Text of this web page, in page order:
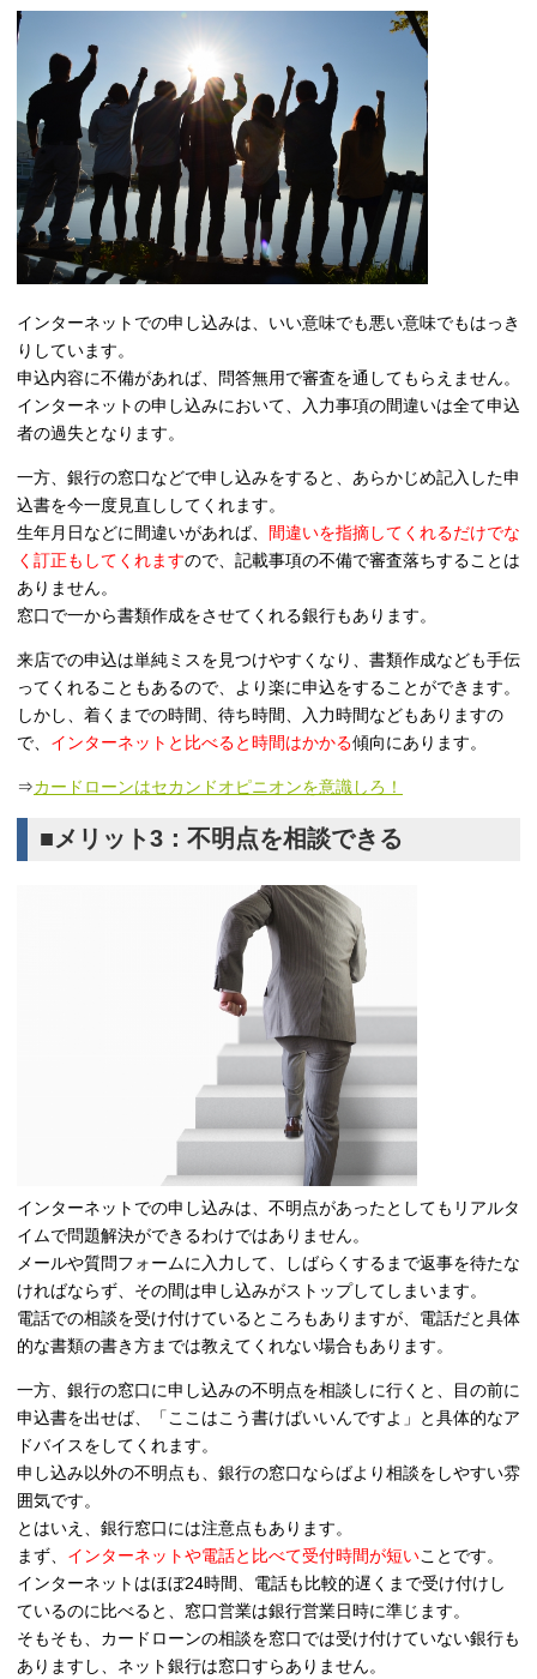
インターネットでの申し込みは、いい意味でも悪い意味でもはっき
りしています。
申込内容に不備があれば、問答無用で審査を通してもらえません。
インターネットの申し込みにおいて、入力事項の間違いは全て申込
者の過失となります。
一方、銀行の窓口などで申し込みをすると、あらかじめ記入した申
込書を今一度見直ししてくれます。
生年月日などに間違いがあれば、 間違いを指摘してくれるだけでな
く訂正もしてくれますので、記載事項の不備で審査落ちすることは
ありません。
窓口で一から書類作成をさせてくれる銀行もあります。
来店での申込は単純ミスを見つけやすくなり、書類作成なども手伝
ってくれることもあるので、より楽に申込をすることができます。
しかし、着くまでの時間、待ち時間、入力時間などもありますの
で、 インターネットと比べると時間はかかる傾向にあります。
⇒カードローンはセカンドオピニオンを意識しろ！
■メリット3：不明点を相談できる
インターネットでの申し込みは、不明点があったとしてもリアルタ
イムで問題解決ができるわけではありません。
メールや質問フォームに入力して、しばらくするまで返事を待たな
ければならず、その間は申し込みがストップしてしまいます。
電話での相談を受け付けているところもありますが、電話だと具体
的な書類の書き方までは教えてくれない場合もあります。
一方、銀行の窓口に申し込みの不明点を相談しに行くと、目の前に
申込書を出せば、「ここはこう書けばいいんですよ」と具体的なア
ドバイスをしてくれます。
申し込み以外の不明点も、銀行の窓口ならばより相談をしやすい雰
囲気です。
とはいえ、銀行窓口には注意点もあります。
まず、 インターネットや電話と比べて受付時間が短いことです。
インターネットはほぼ24時間、電話も比較的遅くまで受け付けし
ているのに比べると、窓口営業は銀行営業日時に準じます。
そもそも、カードローンの相談を窓口では受け付けていない銀行も
ありますし、ネット銀行は窓口すらありません。